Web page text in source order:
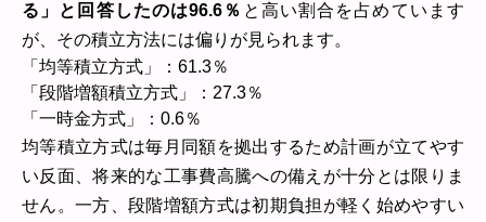
る」と回答したのは96.6％ と高い割合を占めています
が、その積立方法には偏りが見られます。
「均等積立方式」：61.3％
「段階増額積立方式」：27.3％
「一時金方式」：0.6％
均等積立方式は毎月同額を拠出するため計画が立てやす
い反面、将来的な工事費高騰への備えが十分とは限りま
せん。一方、段階増額方式は初期負担が軽く始めやすい